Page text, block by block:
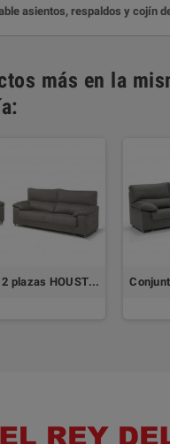
asientos, respaldos y cojín
más en la
Conjunto 3 + 2 plazas HOUSTON